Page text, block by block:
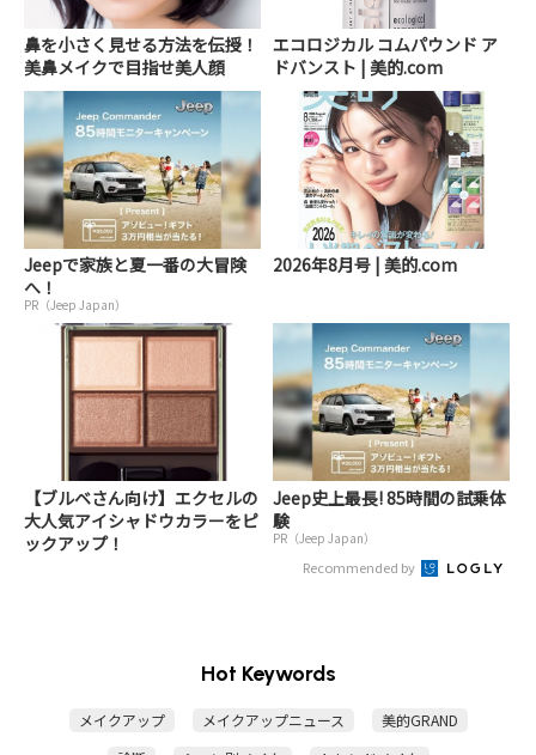
鼻を小さく見せる方法を伝授！
美鼻メイクで目指せ美人顔
エコロジカル コムパウンド ア
ドバンスト | 美的.com
Jeepで家族と夏一番の大冒険
へ！
PR（Jeep Japan）
2026年8月号 | 美的.com
【ブルベさん向け】エクセルの
大人気アイシャドウカラーをピ
ックアップ！
Jeep史上最長! 85時間の試乗体
験
PR（Jeep Japan）
Recommended by
Hot Keywords
メイクアップ メイクアップニュース
美的GRAND